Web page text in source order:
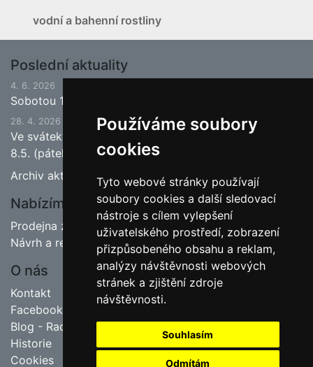
Používáme soubory
cookies
Tyto webové stránky používají
soubory cookies a další sledovací
nástroje s cílem vylepšení
uživatelského prostředí, zobrazení
přizpůsobeného obsahu a reklam,
analýzy návštěvnosti webových
stránek a zjištění zdroje
návštěvnosti.
Souhlasím
Odmítám
vodní a bahenní rostliny
Poslední aktuality
4. 6. 2026
Sobotou 13.6.2026 bude ukončena jarní sezona.
28. 4. 2026
Ve svátek 1.5. (pátek) bude naše prodejna zavřena a
8.5. (pátek) bude otevřeno.
Archiv aktualit
Nabízíme
Prodejna zahradnictví
Návrh a realizace zahrad
O nás
Kontakt
Facebook
Blog - Rady pro zahrádkáře
Historie
Cookies